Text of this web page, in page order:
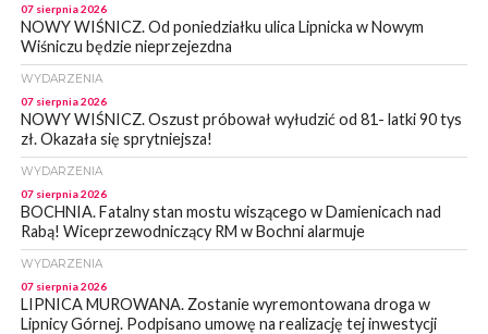
07 sierpnia 2026
NOWY WIŚNICZ. Od poniedziałku ulica Lipnicka w Nowym
Wiśniczu będzie nieprzejezdna
WYDARZENIA
07 sierpnia 2026
NOWY WIŚNICZ. Oszust próbował wyłudzić od 81- latki 90 tys
zł. Okazała się sprytniejsza!
WYDARZENIA
07 sierpnia 2026
BOCHNIA. Fatalny stan mostu wiszącego w Damienicach nad
Rabą! Wiceprzewodniczący RM w Bochni alarmuje
WYDARZENIA
07 sierpnia 2026
LIPNICA MUROWANA. Zostanie wyremontowana droga w
Lipnicy Górnej. Podpisano umowę na realizację tej inwestycji